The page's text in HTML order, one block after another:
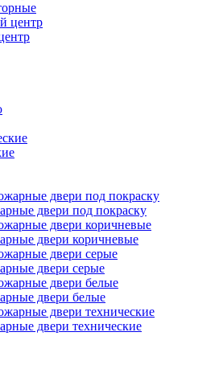
двери под покраску
двери коричневые
двери серые
двери белые
двери технические